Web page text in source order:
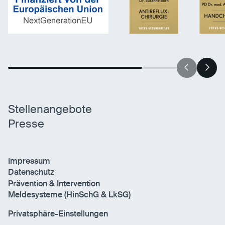
Stellenangebote
Presse
Impressum
Datenschutz
Prävention & Intervention
Meldesysteme (HinSchG & LkSG)
Privatsphäre-Einstellungen
anonym. Diese Informationen helfen uns zu
verstehen, wie unsere Besucher unsere Website
Matomo
Anbieter:Matomo